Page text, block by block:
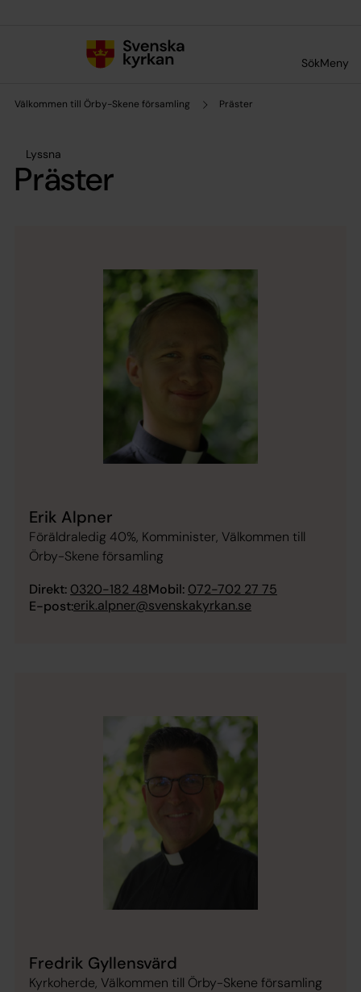
SökMeny
Välkommen till Örby-Skene församling Präster
Lyssna
Präster
Erik Alpner
Föräldraledig 40%, Komminister, Välkommen till
Örby-Skene församling
Direkt: 0320-182 48Mobil: 072-702 27 75
E-post:erik.alpner@svenskakyrkan.se
Fredrik Gyllensvärd
Kyrkoherde, Välkommen till Örby-Skene församling